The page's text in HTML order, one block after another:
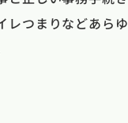
レつまりなどあらゆ